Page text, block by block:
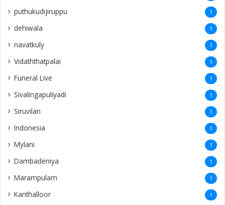
puthukudijiruppu 1
dehiwala 1
navatkuly 1
Vidaththatpalai 1
Funeral Live 1
Sivalingapuliyadi 1
Siruvilan 1
Indonesia 1
Mylani 1
Dambadeniya 1
Marampulam 1
Kanthalloor 1